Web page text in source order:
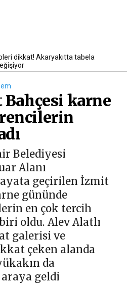
dikkat! Akaryakıtta tabela
karne
Belediyesi
Alanı
geçirilen İzmit
gününde
en çok tercih
oldu. Alev Alatlı
galerisi ve
çeken alanda
da
geldi